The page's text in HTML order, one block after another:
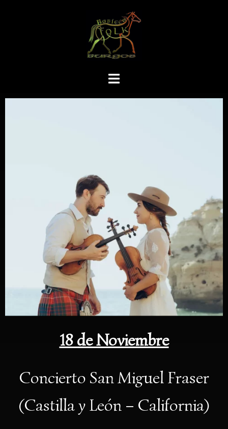
18 de Noviembre
Concierto San Miguel Fraser
(Castilla y León – California)